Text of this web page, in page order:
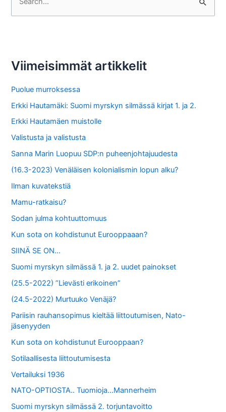
h
r
:
Viimeisimmät artikkelit
Puolue murroksessa
Erkki Hautamäki: Suomi myrskyn silmässä kirjat 1. ja 2.
Erkki Hautamäen muistolle
Valistusta ja valistusta
Sanna Marin Luopuu SDP:n puheenjohtajuudesta
(16.3-2023) Venäläisen kolonialismin lopun alku?
Ilman kuvatekstiä
Mamu-ratkaisu?
Sodan julma kohtuuttomuus
Kun sota on kohdistunut Eurooppaaan?
SIINÄ SE ON…
Suomi myrskyn silmässä 1. ja 2. uudet painokset
(25.5-2022) ”Lievästi erikoinen”
(24.5-2022) Murtuuko Venäjä?
Pariisin rauhansopimus kieltää liittoutumisen, Nato-
jäsenyyden
Kun sota on kohdistunut Eurooppaan?
Sotilaallisesta liittoutumisesta
Vertailuksi 1936
NATO-OPTIOSTA.. Tuomioja…Mannerheim
Suomi myrskyn silmässä 2. torjuntavoitto